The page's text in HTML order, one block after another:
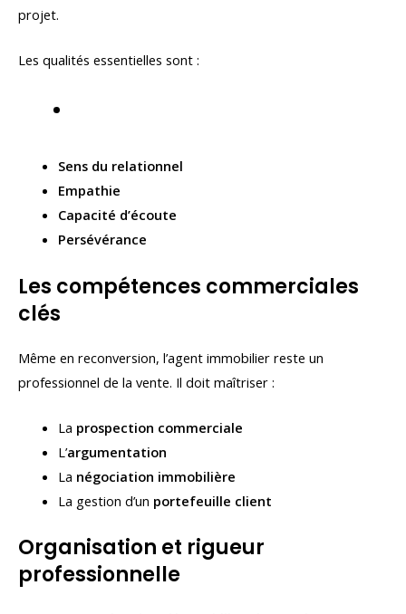
projet.
Les qualités essentielles sont :
Sens du relationnel
Empathie
Capacité d’écoute
Persévérance
Les compétences commerciales
clés
Même en reconversion, l’agent immobilier reste un
professionnel de la vente. Il doit maîtriser :
La prospection commerciale
L’argumentation
La négociation immobilière
La gestion d’un portefeuille client
Organisation et rigueur
professionnelle